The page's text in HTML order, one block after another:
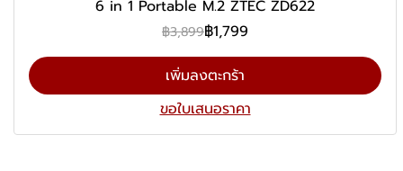
6 in 1 Portable M.2 ZTEC ZD622
฿3,899฿1,799
เพิ่มลงตะกร้า
ขอใบเสนอราคา